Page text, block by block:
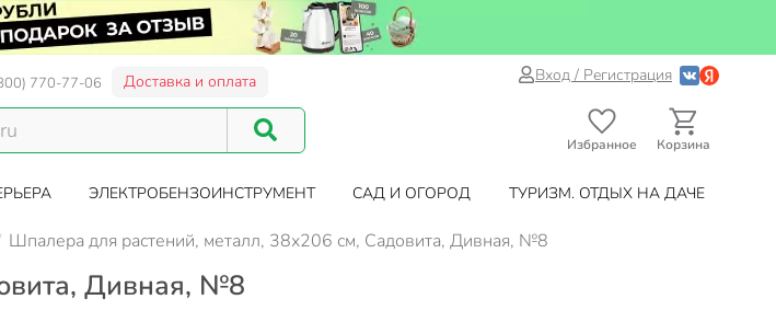
770-77-06 Доставка и оплата Вход / Регистрация
Избранное Корзина
ЭЛЕКТРОБЕНЗОИНСТРУМЕНТ САД И ОГОРОД ТУРИЗМ. ОТДЫХ НА ДАЧЕ
Шпалера для растений, металл, 38х206 см, Садовита, Дивная, №8
Дивная, №8